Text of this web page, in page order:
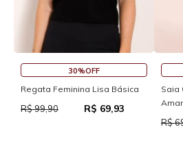
Lisa Básica
R$ 69,93
Saia Curta com Bolso e
Amarração Visco
R$ 29,90